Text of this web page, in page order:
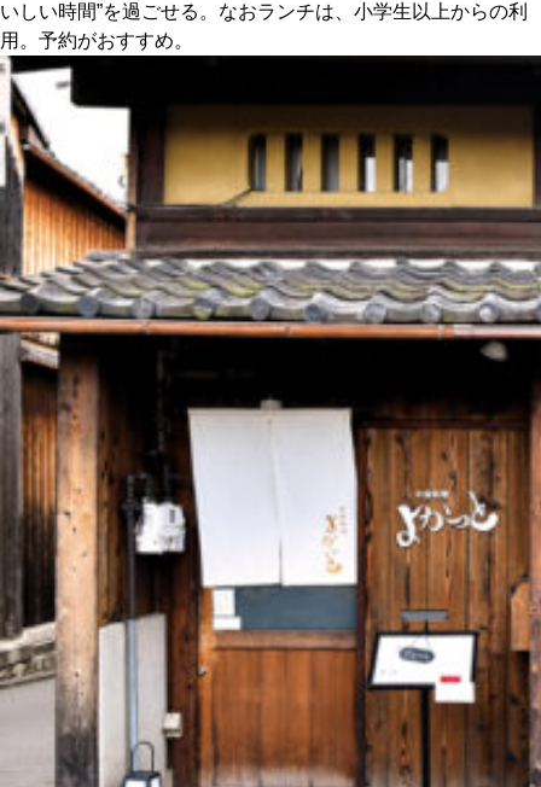
いしい時間”を過ごせる。なおランチは、小学生以上からの利
用。予約がおすすめ。